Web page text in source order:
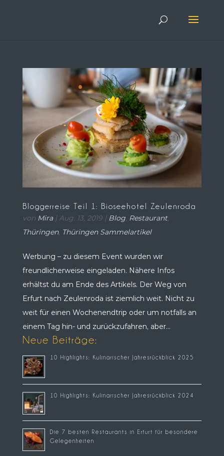
Bloggerreise Teil 1: Bioseehotel Zeulenroda
von Mira|Aug. 13, 2019| Blog, Restaurant,
Thüringen, Thüringen Sammelartikel
Werbung – zu diesem Event wurden wir
freundlicherweise eingeladen. Nähere Infos
erhältst du am Ende des Artikels. Der Weg von
Erfurt nach Zeulenroda ist ziemlich weit. Nicht zu
weit für einen Wochenendtrip oder um notfalls an
einem Tag hin- und zurückzufahren, aber...
Neue Beiträge:
10 Highlights: Kulinarischer Jahresrückblick 2025
10 Highlights: Kulinarischer Jahresrückblick 2024
Die 7 besten Restaurants in Erfurt für besondere
Gelegenheiten